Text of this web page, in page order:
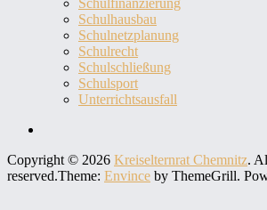
Schulhausbau
Schulnetzplanung
Schulrecht
Schulschließung
Schulsport
Unterrichtsausfall
auf
Facebook
Copyright © 2026 Kreiselternrat Chemnitz.
reserved.Theme: Envince by ThemeGrill.